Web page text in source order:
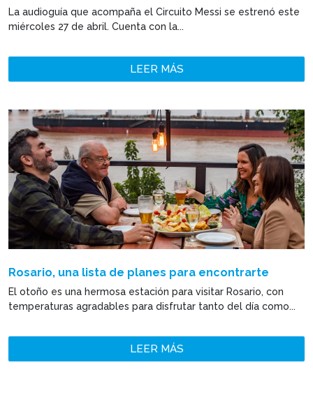
La audioguía que acompaña el Circuito Messi se estrenó este
miércoles 27 de abril. Cuenta con la...
LEER MÁS
Rosario, una lista de planes para encontrarte
El otoño es una hermosa estación para visitar Rosario, con
temperaturas agradables para disfrutar tanto del día como...
LEER MÁS